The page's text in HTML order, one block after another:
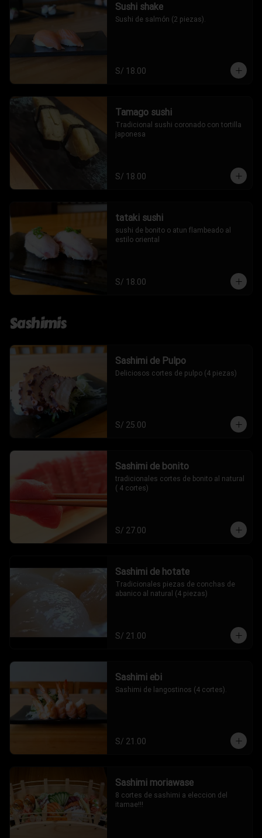
Sushi shake
Sushi de salmón (2 piezas).
S/ 18.00
Tamago sushi
Tradicional sushi coronado con tortilla
japonesa
S/ 18.00
tataki sushi
sushi de bonito o atun flambeado al
estilo oriental
S/ 18.00
Sashimis
Sashimi de Pulpo
Deliciosos cortes de pulpo (4 piezas)
S/ 25.00
Sashimi de bonito
tradicionales cortes de bonito al natural
( 4 cortes)
S/ 27.00
Sashimi de hotate
Tradicionales piezas de conchas de
abanico al natural (4 piezas)
S/ 21.00
Sashimi ebi
Sashimi de langostinos (4 cortes).
S/ 21.00
Sashimi moriawase
8 cortes de sashimi a eleccion del
itamae!!!